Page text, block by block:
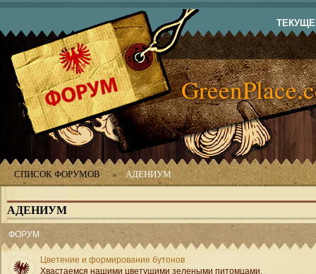
СПИСОК ФОРУМОВ » АДЕНИУМ
АДЕНИУМ
ФОРУМ
Цветение и формирование бутонов
Хвастаемся нашими цветущими зелеными питомцами.